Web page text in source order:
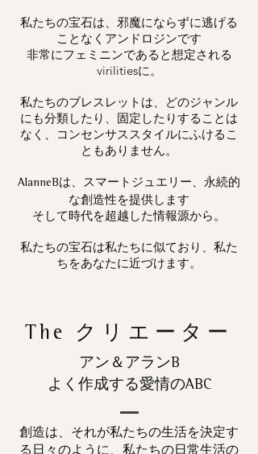
私たちの宝石は、邪魔にならずに逃げる
ことなくアンドロジンです
非常にフェミニンであると想定される
virilitiesに。
私たちのブレスレットは、どのジャンル
にも分類したり、固定したりすることは
なく、コンセンサススタイルにふけるこ
ともありません。
AlanneBは、スマートジュエリー、永続的
な創造性を提供します
そして時代を超越した情報源から。
私たちの宝石は私たちに似ており、私た
ちをあなたに近づけます。
The クリエーター
アン＆アランB
よく作成する愛情のABC
創造は、それが私たちの生活を決定す
る日々のように、私たちの日常生活の